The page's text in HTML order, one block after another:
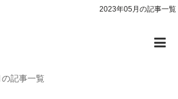
2023年05月の記事一覧
記事一覧